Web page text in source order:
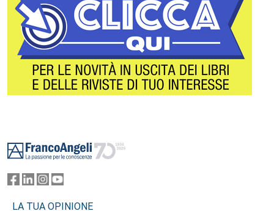
LA TUA OPINIONE